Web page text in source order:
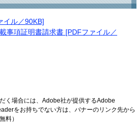
イル／90KB]
事項証明書請求書 [PDFファイル／
く場合には、Adobe社が提供するAdobe
をお持ちでない方は、バナーのリンク先から
料）